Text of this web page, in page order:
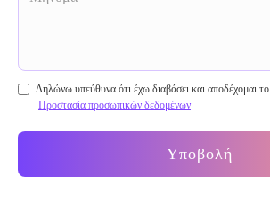
Δηλώνω υπεύθυνα ότι έχω διαβάσει και αποδέχομαι το
Προστασία προσωπικών δεδομένων
Υποβολή